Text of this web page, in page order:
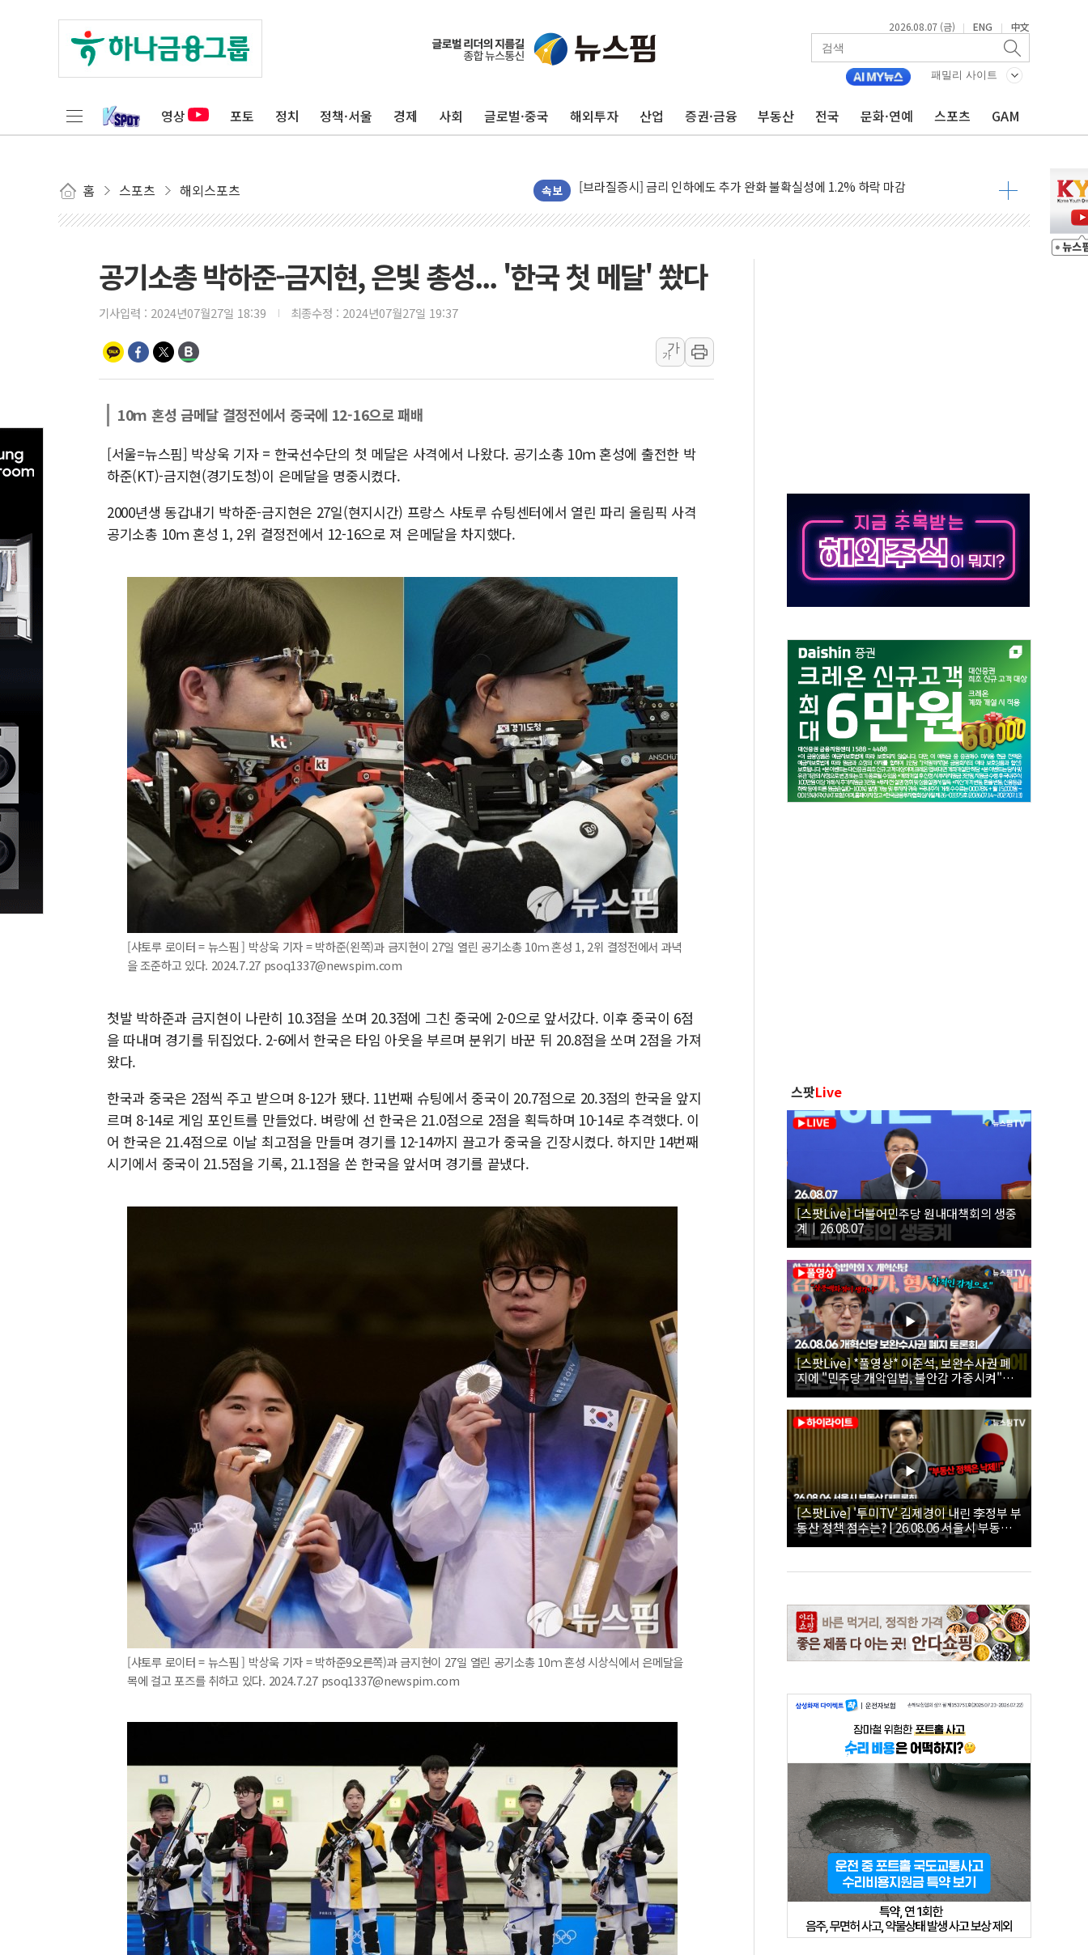
2026.08.07 (금) | ENG | 中文
패밀리 사이트
영상 포토 정치 정책·서울 경제 사회 글로벌·중국 해외투자 산업 증권·금융 부동산 전국 문화·연예 스포츠 GAM
홈 스포츠 해외스포츠 속보
네이버, AI 투자로 숨 고르기…매출 16% 늘고 영업이익은 제자리
카카오스타일 지그재그, '직잭뷰티 페스타'…최대 91% 할인
애경산업, 서울시 취약계층 위해 53억원 상당 통큰 기부
중기부, 떡국·떡볶이떡 제조업 '생계형 적합업종' 재지정...5년 더 보호
[뉴스핌 이 시각 PICK] 李, 오늘 부동산 2차 회의 外
카드사 고객 유입 창구 된 '트래블카드'…휴가철 넘어 장기 고객 묶는다
트럼프, 폴리실리콘·태양광에 15% 관세…한국 등엔 '합산 상한' 적용
[채권/외환] 국제유가 급등에 미 국채금리·달러 동반 상승…시장, 美 고용지표 촉각
트럼프 "이란전 조만간 끝날 것"…군수품 부족설 일축 "막대한 무기 보유"
현대리바트, 원가 개선으로 실적 방어…다음 과제는 '외형 확대'
[금/유가] 이란의 호르무즈 해협 통항 제한 검토에 유가 3% 급등…금값 보합
[오늘의 국회일정] 상임위·세미나·기자회견·주요 정당 - 8월 7일
李대통령, 오늘 오후 2시 부동산정책 2차 점검회의…주택 공급 대책 막바지 조율
공기소총 박하준-금지현, 은빛 총성... '한국 첫 메달' 쐈다
기사입력 : 2024년07월27일 18:39 최종수정 : 2024년07월27일 19:37
가
가
10ｍ 혼성 금메달 결정전에서 중국에 12-16으로 패배
[서울=뉴스핌] 박상욱 기자 = 한국선수단의 첫 메달은 사격에서 나왔다. 공기소총 10ｍ 혼성에 출전한 박
하준(KT)-금지현(경기도청)이 은메달을 명중시켰다.
2000년생 동갑내기 박하준-금지현은 27일(현지시간) 프랑스 샤토루 슈팅센터에서 열린 파리 올림픽 사격
공기소총 10ｍ 혼성 1, 2위 결정전에서 12-16으로 져 은메달을 차지했다.
[샤토루 로이터 = 뉴스핌 ] 박상욱 기자 = 박하준(왼쪽)과 금지현이 27일 열린 공기소총 10ｍ 혼성 1, 2위 결정전에서 과녁
을 조준하고 있다. 2024.7.27 psoq1337@newspim.com
첫발 박하준과 금지현이 나란히 10.3점을 쏘며 20.3점에 그친 중국에 2-0으로 앞서갔다. 이후 중국이 6점
을 따내며 경기를 뒤집었다. 2-6에서 한국은 타임 아웃을 부르며 분위기 바꾼 뒤 20.8점을 쏘며 2점을 가져
왔다.
한국과 중국은 2점씩 주고 받으며 8-12가 됐다. 11번째 슈팅에서 중국이 20.7점으로 20.3점의 한국을 앞지
르며 8-14로 게임 포인트를 만들었다. 벼랑에 선 한국은 21.0점으로 2점을 획득하며 10-14로 추격했다. 이
어 한국은 21.4점으로 이날 최고점을 만들며 경기를 12-14까지 끌고가 중국을 긴장시켰다. 하지만 14번째
시기에서 중국이 21.5점을 기록, 21.1점을 쏜 한국을 앞서며 경기를 끝냈다.
[샤토루 로이터 = 뉴스핌 ] 박상욱 기자 = 박하준9오른쪽)과 금지현이 27일 열린 공기소총 10ｍ 혼성 시상식에서 은메달을
목에 걸고 포즈를 취하고 있다. 2024.7.27 psoq1337@newspim.com
스팟Live
[스팟Live] 더불어민주당 원내대책회의 생중
계｜26.08.07
[스팟Live] *풀영상* 이준석, 보완수사권 폐
지에 "민주당 개악입법, 불안감 가중시켜"｜
26.08.06 개혁신당 보완수사권 폐지 토론회
[스팟Live] '투미TV' 김제경이 내린 李정부 부
동산 정책 점수는? | 26.08.06 서울시 부동산
대토론회